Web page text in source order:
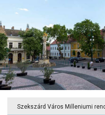
Szekszárd Város Milleniumi